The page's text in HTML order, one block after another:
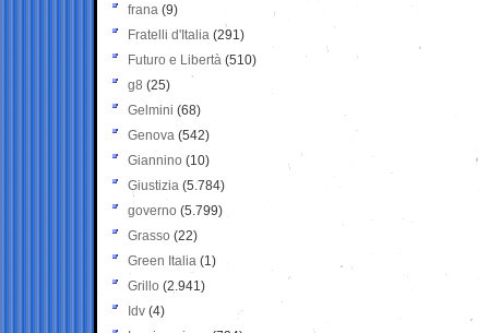
frana (9)
Fratelli d'Italia (291)
Futuro e Libertà (510)
g8 (25)
Gelmini (68)
Genova (542)
Giannino (10)
Giustizia (5.784)
governo (5.799)
Grasso (22)
Green Italia (1)
Grillo (2.941)
Idv (4)